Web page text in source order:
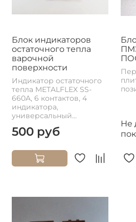
Блок индикаторов
остаточного тепла
варочной
поверхности
Индикатор остаточного
тепла METALFLEX SS-
660A, 6 контактов, 4
индикатора,
универсальный...
500 руб
Не